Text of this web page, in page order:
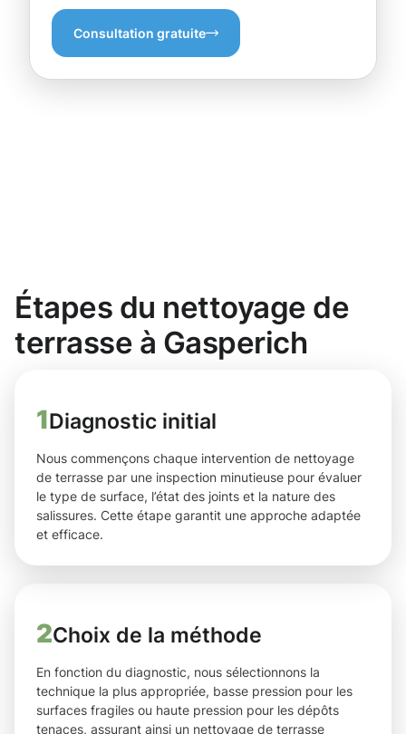
Consultation gratuite
Étapes du nettoyage de
terrasse à Gasperich
1Diagnostic initial
Nous commençons chaque intervention de nettoyage
de terrasse par une inspection minutieuse pour évaluer
le type de surface, l’état des joints et la nature des
salissures. Cette étape garantit une approche adaptée
et efficace.
2Choix de la méthode
En fonction du diagnostic, nous sélectionnons la
technique la plus appropriée, basse pression pour les
surfaces fragiles ou haute pression pour les dépôts
tenaces, assurant ainsi un nettoyage de terrasse